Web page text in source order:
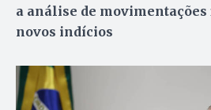
a análise de
novos indícios